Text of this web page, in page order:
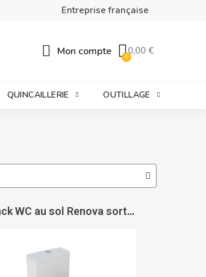
Entreprise française
Mon compte 0,00 €
QUINCAILLERIE OUTILLAGE
Pack WC au sol Renova sortie verticale - GEBERIT